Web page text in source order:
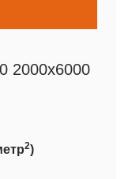
2000х6000
2)